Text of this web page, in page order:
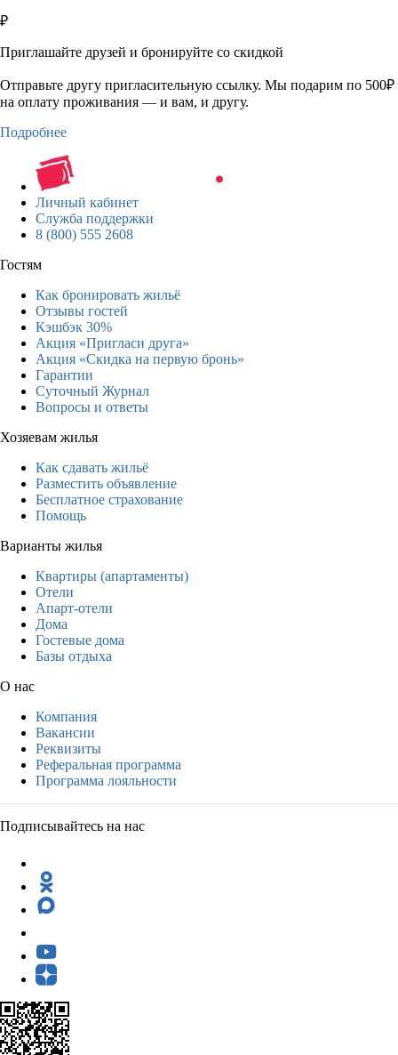
₽
Приглашайте друзей и бронируйте со скидкой
Отправьте другу пригласительную ссылку. Мы подарим по 500₽
на оплату проживания — и вам, и другу.
Подробнее
Личный кабинет
Служба поддержки
8 (800) 555 2608
Гостям
Как бронировать жильё
Отзывы гостей
Кэшбэк 30%
Акция «Пригласи друга»
Акция «Скидка на первую бронь»
Гарантии
Суточный Журнал
Вопросы и ответы
Хозяевам жилья
Как сдавать жильё
Разместить объявление
Бесплатное страхование
Помощь
Варианты жилья
Квартиры (апартаменты)
Отели
Апарт-отели
Дома
Гостевые дома
Базы отдыха
О нас
Компания
Вакансии
Реквизиты
Реферальная программа
Программа лояльности
Подписывайтесь на нас